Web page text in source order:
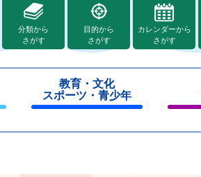
分類から
さがす
目的から
さがす
カレンダーから
さがす
教育・文化
スポーツ・青少年
じ
じ